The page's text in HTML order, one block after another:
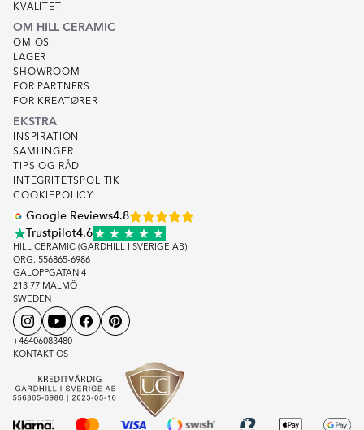
KVALITET
OM HILL CERAMIC
OM OS
LAGER
SHOWROOM
FOR PARTNERS
FOR KREATØRER
EKSTRA
INSPIRATION
SAMLINGER
TIPS OG RÅD
INTEGRITETSPOLITIK
COOKIEPOLICY
Google Reviews4.8
Trustpilot4.6
HILL CERAMIC (GARDHILL I SVERIGE AB)
ORG. 556865-6986
GALOPPGATAN 4
213 77 MALMÖ
SWEDEN
+46406083480
KONTAKT OS